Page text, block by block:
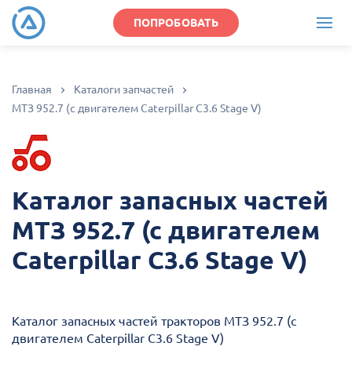
ПОПРОБОВАТЬ
Главная
Каталоги запчастей
МТЗ 952.7 (с двигателем Caterpillar C3.6 Stage V)
Каталог запасных частей
МТЗ 952.7 (с двигателем
Caterpillar C3.6 Stage V)
Каталог запасных частей тракторов МТЗ 952.7 (с
двигателем Caterpillar C3.6 Stage V)